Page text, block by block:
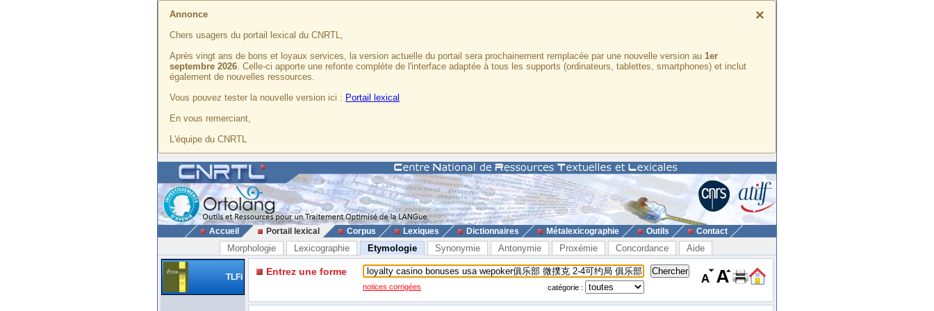
×
Annonce
Chers usagers du portail lexical du CNRTL,
Après vingt ans de bons et loyaux services, la version actuelle du portail sera prochainement remplacée par une nouvelle version au 1er
septembre 2026. Celle-ci apporte une refonte complète de l'interface adaptée à tous les supports (ordinateurs, tablettes, smartphones) et inclut
également de nouvelles ressources.
Vous pouvez tester la nouvelle version ici : Portail lexical
En vous remerciant,
L'équipe du CNRTL
Accueil Portail lexical Corpus Lexiques Dictionnaires Métalexicographie Outils Contact
Morphologie Lexicographie Etymologie Synonymie Antonymie Proxémie Concordance Aide
TLFi Entrez une forme
notices corrigées catégorie :